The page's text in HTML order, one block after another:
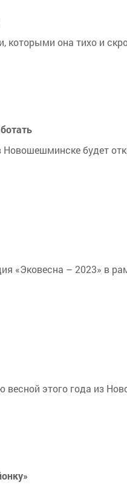
она тихо и
Новошешминске будет
«Эковесна – 2023» в
весной этого года из